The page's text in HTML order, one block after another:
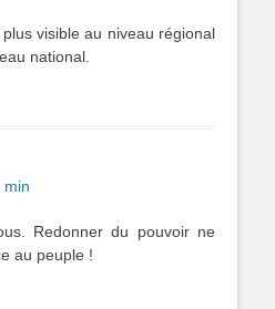
visible au niveau régional
national.
min
Redonner du pouvoir ne
au peuple !